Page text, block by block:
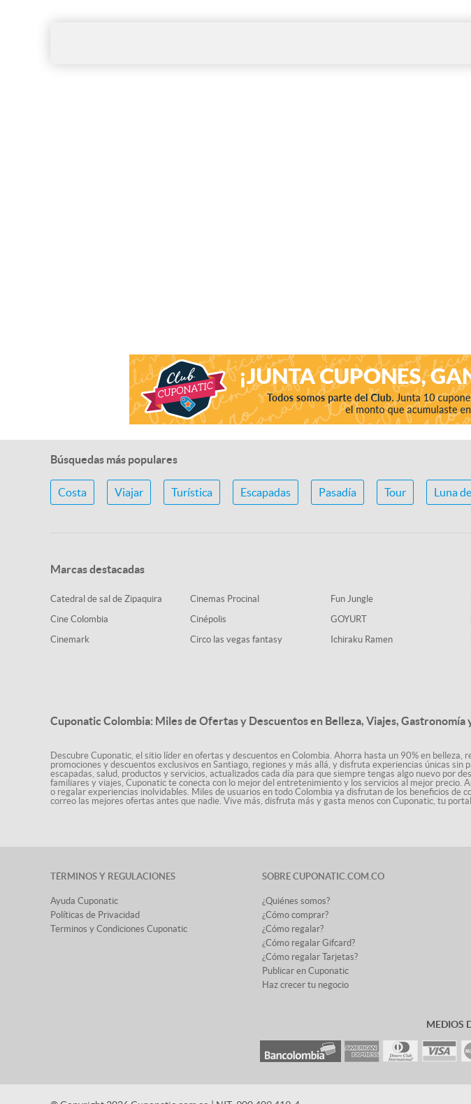
Búsquedas más populares
Costa Viajar Turística Escapadas Pasadía Tour Luna
Marcas destacadas
Catedral de sal de Zipaquira
Cine Colombia
Cinemark
Cinemas Procinal
Cinépolis
Circo las vegas fantasy
Fun Jungle
GOYURT
Ichiraku Ramen
Cuponatic Colombia: Miles de Ofertas y Descuentos en Belleza, Viajes, Gastronomía
Descubre Cuponatic, el sitio líder en ofertas y descuentos en Colombia. Ahorra hasta un 90% en
promociones y descuentos exclusivos en Santiago, regiones y más allá, y disfruta experiencias únicas
escapadas, salud, productos y servicios, actualizados cada día para que siempre tengas algo nuevo por
familiares y viajes, Cuponatic te conecta con lo mejor del entretenimiento y los servicios al mejor precio.
o regalar experiencias inolvidables. Miles de usuarios en todo Colombia ya disfrutan de los beneficios
correo las mejores ofertas antes que nadie. Vive más, disfruta más y gasta menos con Cuponatic, tu
TÉRMINOS Y REGULACIONES
Ayuda Cuponatic
Políticas de Privacidad
Terminos y Condiciones Cuponatic
SOBRE CUPONATIC.COM.CO
¿Quiénes somos?
¿Cómo comprar?
¿Cómo regalar?
¿Cómo regalar Gifcard?
¿Cómo regalar Tarjetas?
Publicar en Cuponatic
Haz crecer tu negocio
MEDIOS